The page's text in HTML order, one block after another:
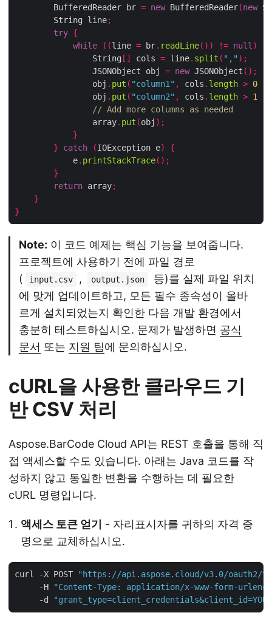
        BufferedReader br
= new BufferedReader(new
        String line
;
try {
while
((line = br. readLine()) != null )
{
                String
[] cols = line. split ( "," );
                JSONObject obj
= new JSONObject ();
                obj
. put ( "column1" , cols . length > 0 ?
                obj
. put ( "column2" , cols . length > 1 ?
// Add more columns as needed
                array
. put (obj );
}
}
catch (IOException e)
{
            e
. printStackTrace();
}
return array;
}
}
Note: 이 코드 예제는 핵심 기능을 보여줍니다.
프로젝트에 사용하기 전에 파일 경로
(
input.csv , output.json
등)를 실제 파일 위치
에 맞게 업데이트하고, 모든 필수 종속성이 올바
르게 설치되었는지 확인한 다음 개발 환경에서
충분히 테스트하십시오. 문제가 발생하면 공식
문서 또는 지원 팀에 문의하십시오.
cURL을 사용한 클라우드 기
반 CSV 처리
Aspose.BarCode Cloud API는 REST 호출을 통해 직
접 액세스할 수도 있습니다. 아래는 Java 코드를 작
성하지 않고 동일한 변환을 수행하는 데 필요한
cURL 명령입니다.
액세스 토큰 얻기
- 자리표시자를 귀하의 자격 증
명으로 교체하십시오.
curl -X POST
"https://api.aspose.cloud/v3.0/oauth2/
     -H
"Content-Type: application/x-www-form-
     -d